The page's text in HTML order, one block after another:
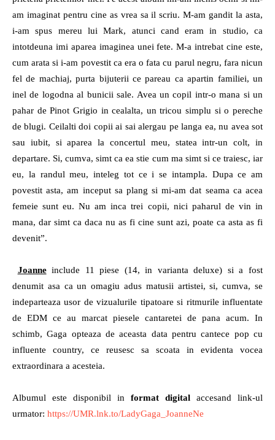
am imaginat pentru cine as vrea sa il scriu. M-am gandit la asta,
i-am spus mereu lui Mark, atunci cand eram in studio, ca
intotdeuna imi aparea imaginea unei fete. M-a intrebat cine este,
cum arata si i-am povestit ca era o fata cu parul negru, fara nicun
fel de machiaj, purta bijuterii ce pareau ca apartin familiei, un
inel de logodna al bunicii sale. Avea un copil intr-o mana si un
pahar de Pinot Grigio in cealalta, un tricou simplu si o pereche
de blugi. Ceilalti doi copii ai sai alergau pe langa ea, nu avea sot
sau iubit, si aparea la concertul meu, statea intr-un colt, in
departare. Si, cumva, simt ca ea stie cum ma simt si ce traiesc, iar
eu, la randul meu, inteleg tot ce i se intampla. Dupa ce am
povestit asta, am inceput sa plang si mi-am dat seama ca acea
femeie sunt eu. Nu am inca trei copii, nici paharul de vin in
mana, dar simt ca daca nu as fi cine sunt azi, poate ca asta as fi
devenit”.
Joanneinclude 11 piese (14, in varianta deluxe) si a fost
denumit asa ca un omagiu adus matusii artistei, si, cumva, se
indeparteaza usor de vizualurile tipatoare si ritmurile influentate
de EDM ce au marcat piesele cantaretei de pana acum. In
schimb, Gaga opteaza de aceasta data pentru cantece pop cu
influente country, ce reusesc sa scoata in evidenta vocea
extraordinara a acesteia.
Albumul este disponibil in format digital accesand link-ul
urmator: https://UMR.lnk.to/LadyGaga_JoanneNe